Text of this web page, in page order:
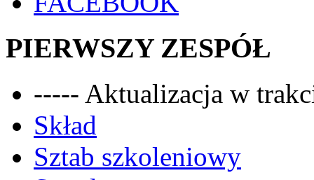
PIERWSZY ZESPÓŁ
----- Aktualizacja w
Skład
Sztab szkoleniowy